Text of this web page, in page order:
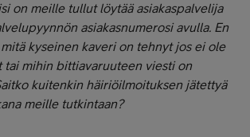
on meille tullut löytää asiakaspalvelija
asiakasnumerosi avulla. En
kyseinen kaveri on tehnyt jos ei ole
tai mihin bittiavaruuteen viesti on
kuitenkin häiriöilmoituksen jätettyä
meille tutkintaan?